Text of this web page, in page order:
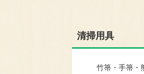
清掃用具
竹箒・手箒・